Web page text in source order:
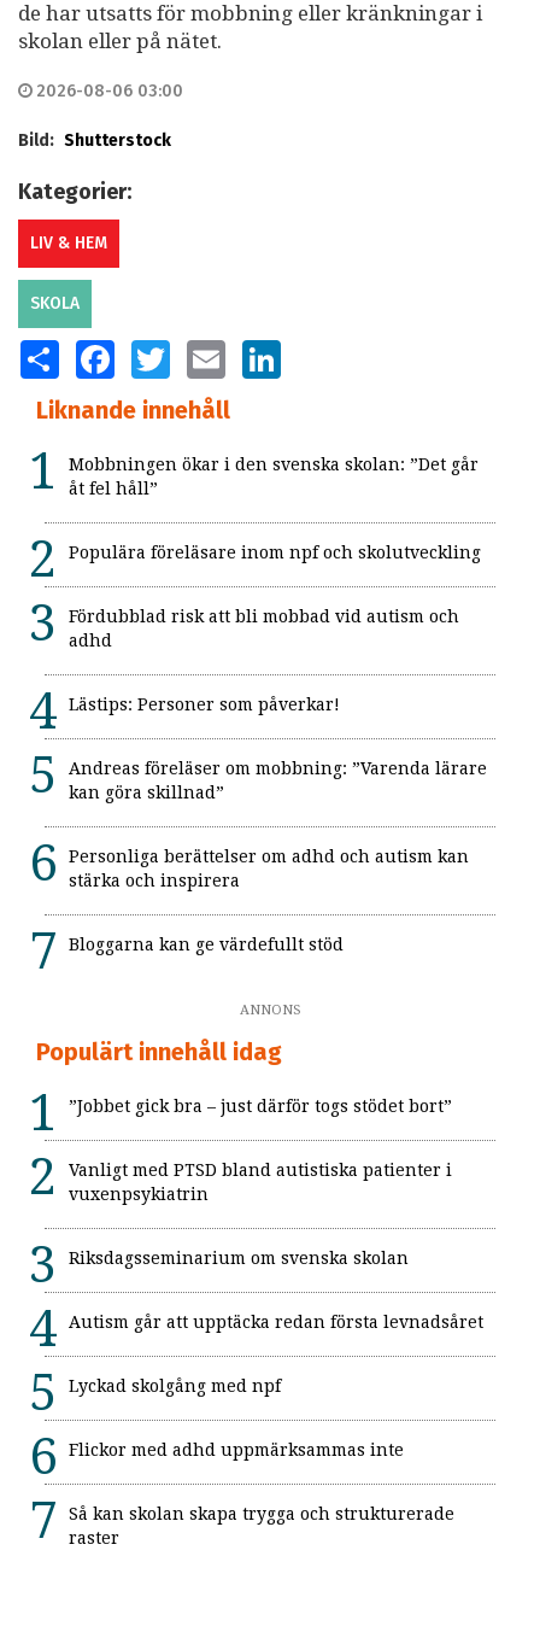
de har utsatts för mobbning eller kränkningar i
skolan eller på nätet.
2026-08-06 03:00
Bild: Shutterstock
Kategorier:
LIV & HEM
SKOLA
SHARE FACEBOOKTWITTER EMAIL
Liknande innehåll
Mobbningen ökar i den svenska skolan: ”Det går
åt fel håll”
Populära föreläsare inom npf och skolutveckling
Fördubblad risk att bli mobbad vid autism och
adhd
Lästips: Personer som påverkar!
Andreas föreläser om mobbning: ”Varenda lärare
kan göra skillnad”
Personliga berättelser om adhd och autism kan
stärka och inspirera
Bloggarna kan ge värdefullt stöd
ANNONS
Populärt innehåll idag
”Jobbet gick bra – just därför togs stödet bort”
Vanligt med PTSD bland autistiska patienter i
vuxenpsykiatrin
Riksdagsseminarium om svenska skolan
Autism går att upptäcka redan första levnadsåret
Lyckad skolgång med npf
Flickor med adhd uppmärksammas inte
Så kan skolan skapa trygga och strukturerade
raster